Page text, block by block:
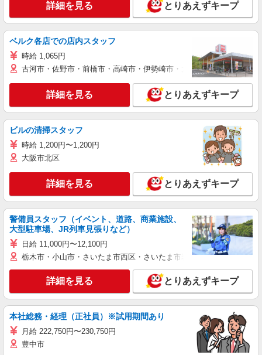
詳細を見る とりあえずキープ
ベルク各店での店内スタッフ
時給 1,065円
古河市・佐野市・前橋市・高崎市・伊勢崎市・太田市・館林市・藤
詳細を見る とりあえずキープ
ビルの清掃スタッフ
時給 1,200円〜1,200円
大阪市北区
詳細を見る とりあえずキープ
警備員スタッフ（イベント、道路、商業施設、
大型駐車場、JR列車見張りなど）
日給 11,000円〜12,100円
栃木市・小山市・さいたま市西区・さいたま市岩槻区・久喜市・蓮田
詳細を見る とりあえずキープ
本社総務・経理（正社員）※試用期間あり
月給 222,750円〜230,750円
豊中市